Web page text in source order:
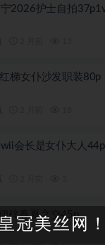
2026护士自拍
梯女仆沙发职装80p
会长是女仆大人44p
梓春夏之交45p
冠美丝网！